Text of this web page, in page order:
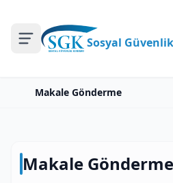
Sosyal
Makale Gönderme
Makale Gönderme